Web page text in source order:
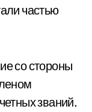
частью
со стороны
званий.